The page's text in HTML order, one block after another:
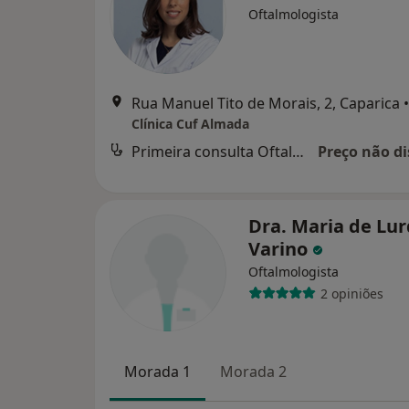
Oftalmologista
Rua Manuel Tito de Morais, 2, Caparica •
Clínica Cuf Almada
Primeira consulta Oftalmologia Preço não
Dra. Maria de
Varino
Oftalmologista
2 opiniões
Morada 1 Morada 2